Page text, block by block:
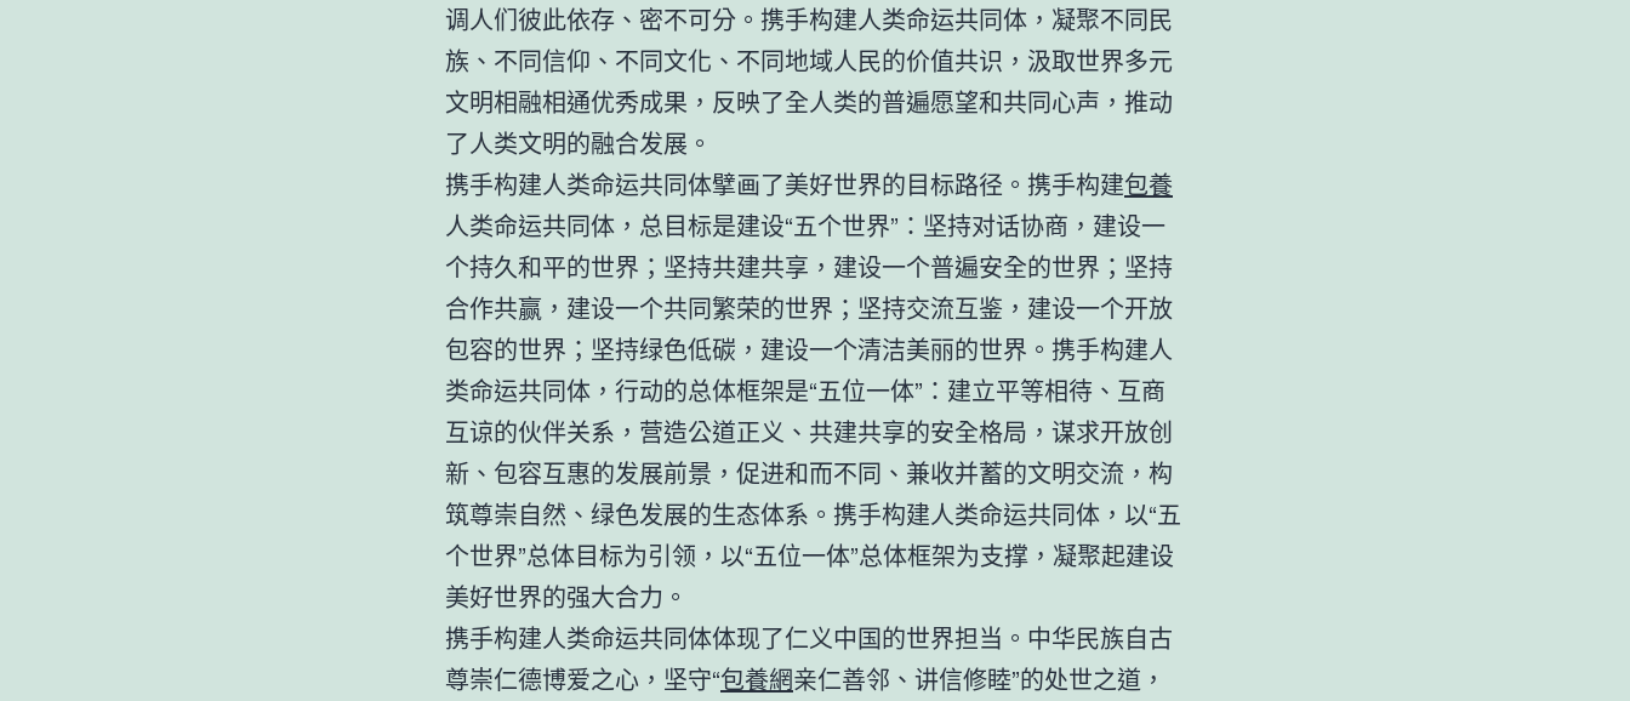
调人们彼此依存、密不可分。携手构建人类命运共同体，凝聚不同民
族、不同信仰、不同文化、不同地域人民的价值共识，汲取世界多元
文明相融相通优秀成果，反映了全人类的普遍愿望和共同心声，推动
了人类文明的融合发展。
携手构建人类命运共同体擘画了美好世界的目标路径。携手构建包養
人类命运共同体，总目标是建设“五个世界”：坚持对话协商，建设一
个持久和平的世界；坚持共建共享，建设一个普遍安全的世界；坚持
合作共赢，建设一个共同繁荣的世界；坚持交流互鉴，建设一个开放
包容的世界；坚持绿色低碳，建设一个清洁美丽的世界。携手构建人
类命运共同体，行动的总体框架是“五位一体”：建立平等相待、互商
互谅的伙伴关系，营造公道正义、共建共享的安全格局，谋求开放创
新、包容互惠的发展前景，促进和而不同、兼收并蓄的文明交流，构
筑尊崇自然、绿色发展的生态体系。携手构建人类命运共同体，以“五
个世界”总体目标为引领，以“五位一体”总体框架为支撑，凝聚起建设
美好世界的强大合力。
携手构建人类命运共同体体现了仁义中国的世界担当。中华民族自古
尊崇仁德博爱之心，坚守“包養網亲仁善邻、讲信修睦”的处世之道，